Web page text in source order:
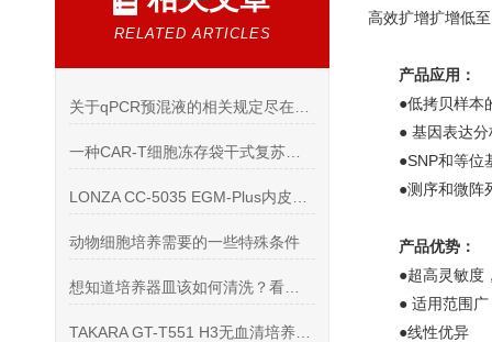
RELATED ARTICLES
动物细胞培养需要的一些特殊条件
高效扩增扩增低
产品应用：
●低拷贝样本
● 基因表达分
●SNP和等位
●测序和微阵
产品优势：
●超高灵敏度
● 适用范围
●线性优异